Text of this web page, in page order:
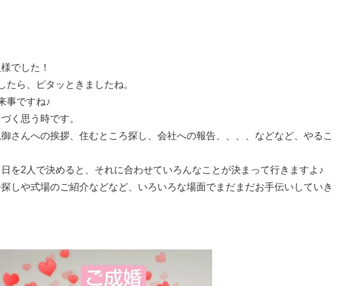
でした！
ら、ピタッときましたね。
事ですね♪
く思う時です。
さんへの挨拶、住むところ探し、会社への報告、、、、などなど、やるこ
を2人で決めると、それに合わせていろんなことが決まって行きますよ♪
しや式場のご紹介などなど、いろいろな場面でまだまだお手伝いしていき